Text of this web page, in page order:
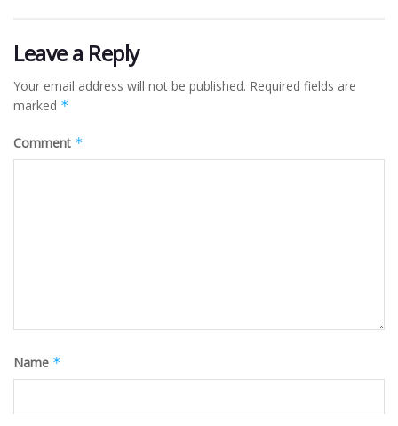
Leave a Reply
Your email address will not be published. Required fields are
marked *
Comment *
Name *